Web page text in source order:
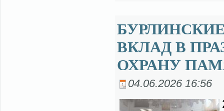
ВКЛАД В
ОХРАНУ
04.06.2026 16:56